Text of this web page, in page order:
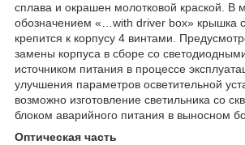
сплава и окрашен молотковой краской. В
обозначением «…with driver box» крышка
крепится к корпусу 4 винтами.
замены корпуса в сборе со
источником питания в процессе
улучшения параметров осветительной
возможно изготовление светильника со
блоком аварийного питания в выносном
Оптическая часть